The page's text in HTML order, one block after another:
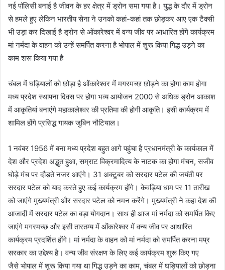
नई पॉलिसी बनाई है जीवन के हर क्षेत्र में ड्रोन समा गया है। युद्ध के दौर में ड्रोन
से हमले हुए लेकिन भारतीय सेना ने उनको कहां-कहां तक छोड़कर आए एक टैक्सी
भी उड़ा कर दिखाई है ड्रोन से ओंकारेश्वर में वन्य जीव पर आधारित होंगे कार्यक्रम
मां नर्मदा के वाहन को उन्हें समर्पित करना है भोपाल में शुरू किया गिद्ध उड़ने का
काम शरू किया गया है
चंबल में घड़ियालों को छोड़ा है ओंकारेश्वर में मगरमच्छ छोड़ने का होगा काम होगा
मध्य प्रदेश स्थापना दिवस पर होगा भव्य आयोजन 2000 से अधिक ड्रोन आकाश
में आकृतियां बनाएंगे महाकालेश्वर की प्रतिमा की होगी आकृति। इसी कार्यक्रम में
शामिल होंगे प्रसिद्ध गायक जुबिन नौटियाल।
1 नवंबर 1956 में बना मध्य प्रदेश बहुत आगे पहुंचा है प्रधानमंत्री के कार्यकाल में
देश और प्रदेश अद्भुत हुआ, सम्राट विक्रमादित्य के नाटक का होगा मंचन, सजीव
घोड़े मंच पर दौड़ते नजर आएंगे। 31 अक्टूबर को सरदार पटेल की जयंती पर
सरदार पटेल को याद करते हुए कई कार्यक्रम होंगे। केवड़िया धाम पर 11 तारीख
को जाएंगे मुख्यमंत्री और सरदार पटेल को नमन करेंगे। मुख्यमंत्री ने कहा देश की
आजादी में सरदार पटेल का बड़ा योगदान। साथ ही आज मां नर्मदा को समर्पित किए
जाएंगे मगरमच्छ और इसी तारतम्य में ओंकारेश्वर में वन्य जीव पर आधारित
कार्यक्रम प्रदर्शित होंगे। मां नर्मदा के वाहन को मां नर्मदा को समर्पित करना मप्र
सरकार का उद्देश्य है। वन्य जीव संरक्षण के लिए कई कार्यक्रम शुरू किए गए
जैसे भोपाल में शुरू किया गया था गिद्ध उड़ने का काम, चंबल में घड़ियालों को छोड़ना